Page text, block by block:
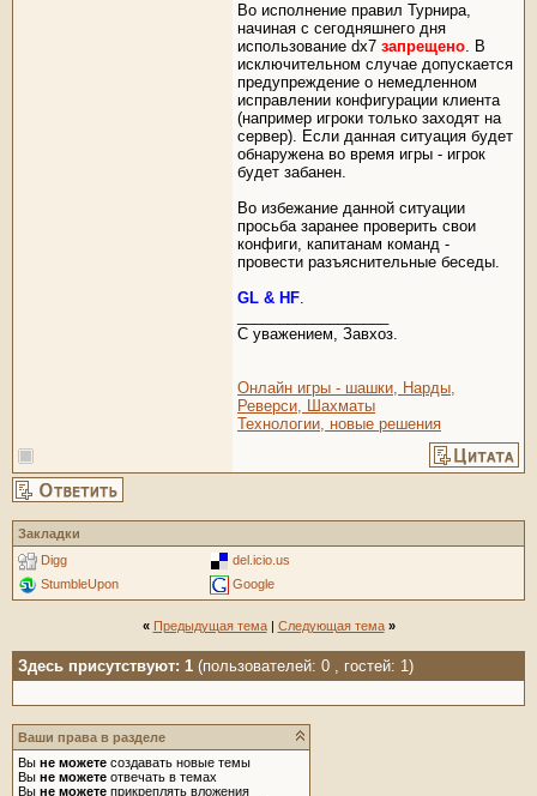
Во исполнение правил Турнира,
начиная с сегодняшнего дня
использование dx7 запрещено. В
исключительном случае допускается
предупреждение о немедленном
исправлении конфигурации клиента
(например игроки только заходят на
сервер). Если данная ситуация будет
обнаружена во время игры - игрок
будет забанен.
Во избежание данной ситуации
просьба заранее проверить свои
конфиги, капитанам команд -
провести разъяснительные беседы.
GL & HF.
C уважением, Завхоз.
Онлайн игры - шашки, Нарды,
Реверси, Шахматы
Технологии, новые решения
Закладки
Digg
del.icio.us
StumbleUpon
Google
« Предыдущая тема| Следующая тема »
Здесь присутствуют: 1 (пользователей: 0 , гостей: 1)
Ваши права в разделе
Вы не можете создавать новые темы
Вы не можете отвечать в темах
Вы не можете прикреплять вложения